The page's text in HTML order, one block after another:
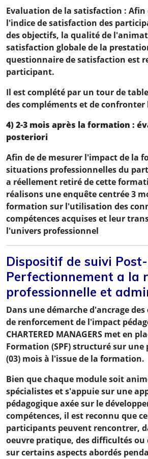
Evaluation de la satisfaction : Afin
l'indice de satisfaction des
des objectifs, la qualité de
satisfaction globale de la
questionnaire de satisfaction est
participant.
Il est complété par un tour de
des compléments et de confronter
4) 2-3 mois après la formation :
posteriori
Afin de de mesurer l'impact de la
situations professionnelles du
a réellement retiré de cette
réalisons une enquête centrée 3
formation sur l'utilisation des
compétences acquises et leur
l'univers professionnel
Dispositif de suivi
Perfectionnement a la
professionnelle et
Dans une démarche d'ancrage
de renforcement de l'impact
CHARTERED MANAGERS met en
Formation (SPF) structuré sur une
(03) mois à l'issue de la formation.
Bien que chaque module soit
spécialistes et s'appuie sur une
pédagogique axée sur le
compétences, il est reconnu que
participants peuvent rencontrer,
oeuvre pratique, des difficultés ou
sur certains aspects abordés